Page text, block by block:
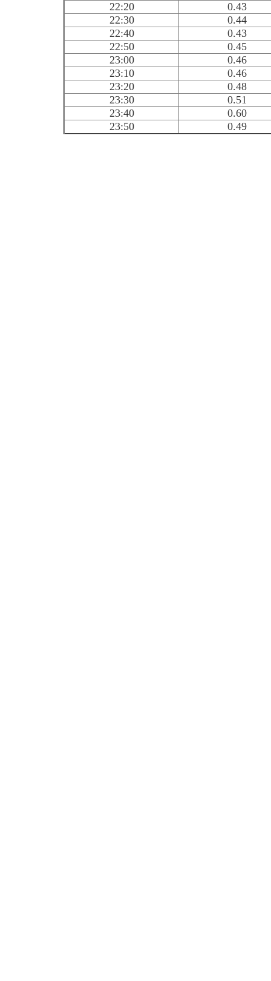
22:20
0.43
22:30
0.44
22:40
0.43
22:50
0.45
23:00
0.46
23:10
0.46
23:20
0.48
23:30
0.51
23:40
0.60
23:50
0.49